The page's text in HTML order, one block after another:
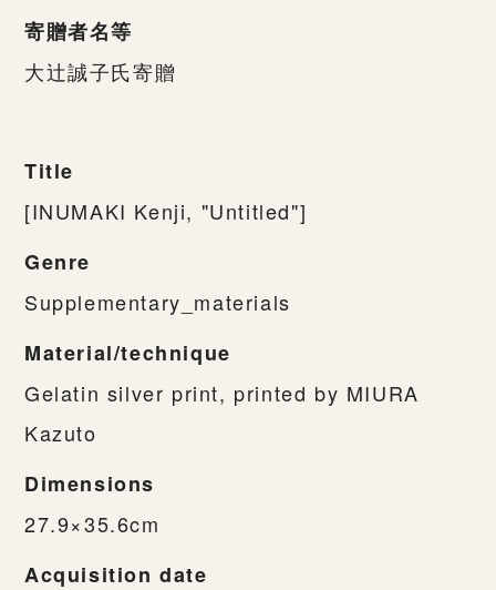
寄贈者名等
大辻誠子氏寄贈
Title
[INUMAKI Kenji, "Untitled"]
Genre
Supplementary_materials
Material/technique
Gelatin silver print, printed by MIURA
Kazuto
Dimensions
27.9×35.6cm
Acquisition date